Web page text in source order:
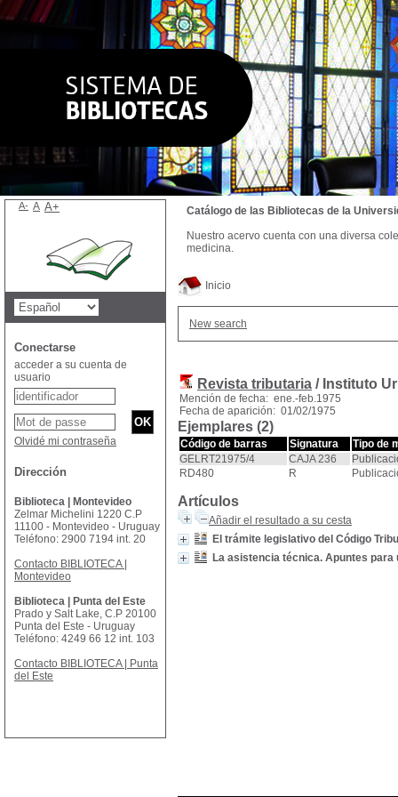
Inicio
New search
Revista tributaria / Instituto
Mención de fecha: ene.-feb.1975
Fecha de aparición: 01/02/1975
Ejemplares (2)
Código de barras Signatura
Tipo de
GELRT21975/4
CAJA 236
RD480
R
Artículos
Añadir el resultado a su cesta
El trámite legislativo del Código
La asistencia técnica. Apuntes
Catálogo de las Bibliotecas de la
Nuestro acervo cuenta con una diversa
medicina.
A- A A+
Conectarse
acceder a su cuenta de
usuario
Olvidé mi contraseña
Dirección
Biblioteca | Montevideo
Zelmar Michelini 1220 C.P
11100 - Montevideo - Uruguay
Teléfono: 2900 7194 int. 20
Contacto BIBLIOTECA |
Montevideo
Biblioteca | Punta del Este
Prado y Salt Lake, C.P 20100
Punta del Este - Uruguay
Teléfono: 4249 66 12 int. 103
Contacto BIBLIOTECA | Punta
del Este